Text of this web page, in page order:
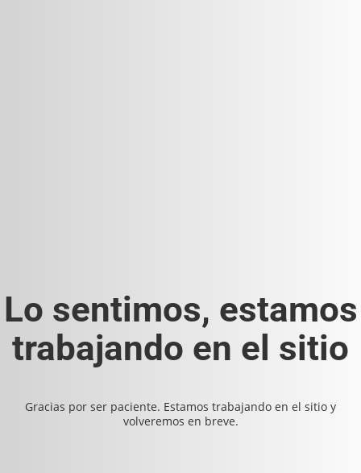
Lo sentimos, estamos
trabajando en el sitio
Gracias por ser paciente. Estamos trabajando en el sitio y
volveremos en breve.